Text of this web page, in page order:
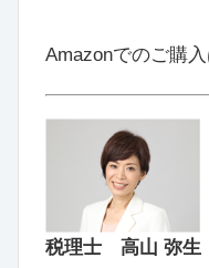
Amazonでのご購
税理士 高山 弥生